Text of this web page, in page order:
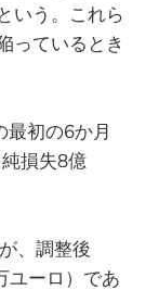
いう。これら
っているとき
初の6か月
損失8億
、調整後
ユーロ）であ